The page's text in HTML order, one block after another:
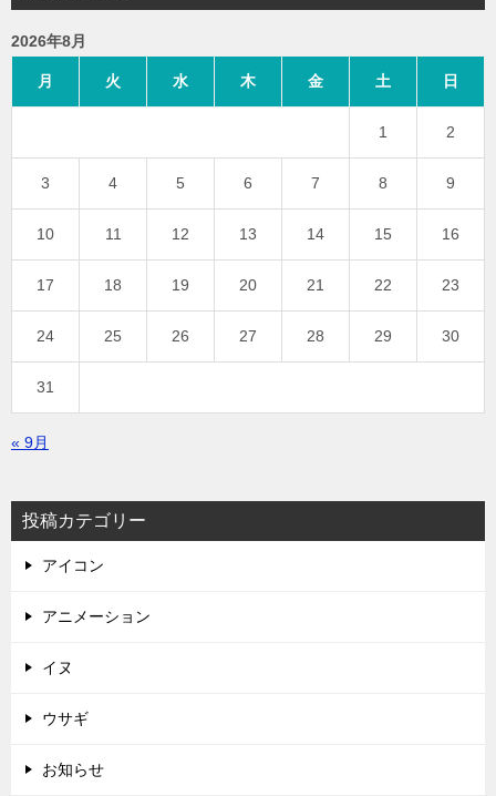
2026年8月
月 火 水 木 金 土 日
1 2
3 4 5 6 7 8 9
10 11 12 13 14 15 16
17 18 19 20 21 22 23
24 25 26 27 28 29 30
31
« 9月
投稿カテゴリー
アイコン
アニメーション
イヌ
ウサギ
お知らせ